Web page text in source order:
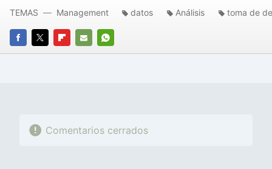
FACEBOOK
TWITTERFLIPBOARD
E-
WHATSAPP
TEMAS Management datos Análisis toma de
Comentarios cerrados